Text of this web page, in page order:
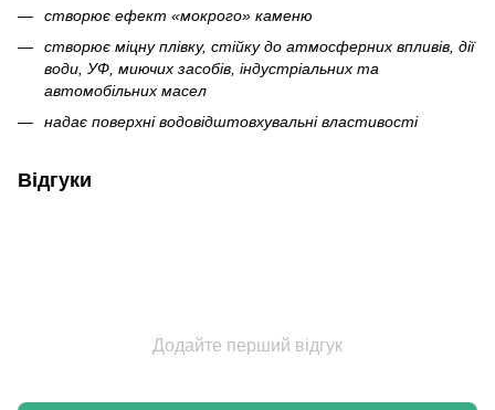
створює ефект «мокрого» каменю
створює міцну плівку, стійку до атмосферних впливів, дії
води, УФ, миючих засобів, індустріальних та
автомобільних масел
надає поверхні водовідштовхувальні властивості
Відгуки
Додайте перший відгук